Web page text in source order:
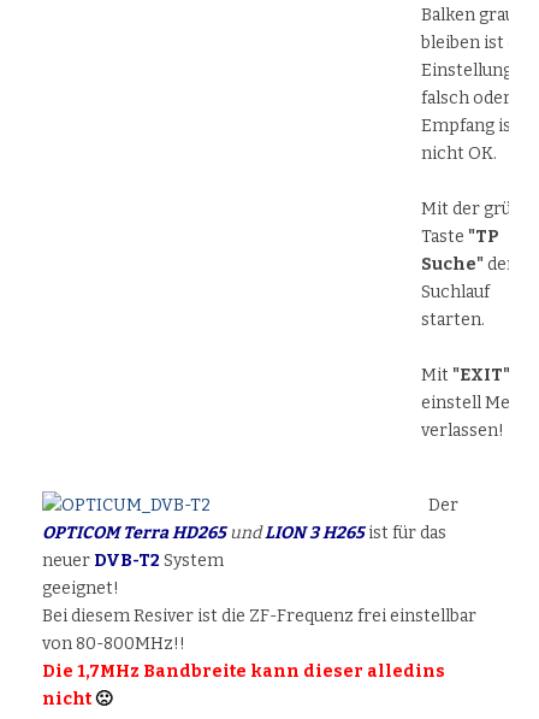
Balken grau
bleiben ist die
Einstellung
falsch oder
Empfang ist
nicht OK.
Mit der
Taste "TP
Suche"den
Suchlauf
starten.
Mit "EXIT"
einstell Menu
verlassen!
Der
OPTICOM Terra HD265 undLION 3 H265 ist für das
neuer DVB-T2 System
geeignet!
Bei diesem Resiver ist die ZF-Frequenz frei einstellbar
von 80-800MHz!!
Die 1,7MHz Bandbreite kann dieser alledins
nicht🙁